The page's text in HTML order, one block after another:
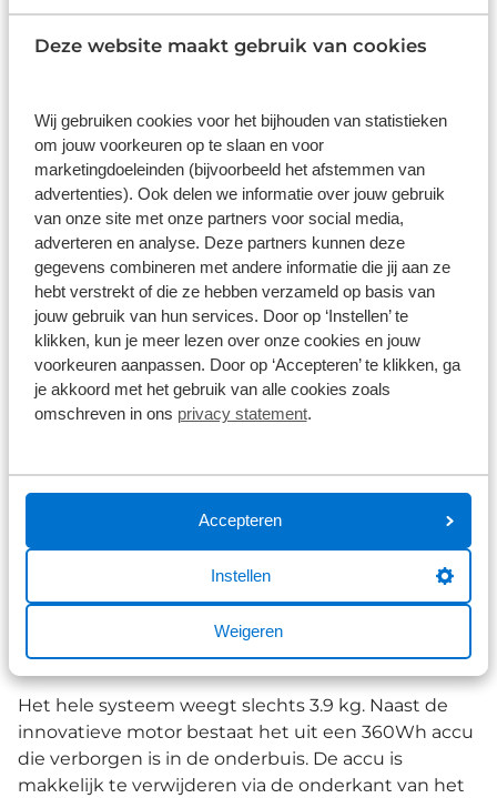
Deze website maakt gebruik van cookies
Wij gebruiken cookies voor het bijhouden van statistieken
om jouw voorkeuren op te slaan en voor
marketingdoeleinden (bijvoorbeeld het afstemmen van
advertenties). Ook delen we informatie over jouw gebruik
van onze site met onze partners voor social media,
adverteren en analyse. Deze partners kunnen deze
gegevens combineren met andere informatie die jij aan ze
hebt verstrekt of die ze hebben verzameld op basis van
jouw gebruik van hun services. Door op ‘Instellen’ te
klikken, kun je meer lezen over onze cookies en jouw
voorkeuren aanpassen. Door op ‘Accepteren’ te klikken, ga
je akkoord met het gebruik van alle cookies zoals
omschreven in ons privacy statement.
Accepteren
Instellen
Weigeren
Harmonic Pin-Ring - TQ-HPR50
50Nm. Bedenk dat de motor kleiner is dan je
kettingblad, dan snap je dat dit technisch zeer
hoogstaand is. Geavanceerde ondersteuning met
een natuurlijk gevoel en weinig toegevoegd
gewicht. De meest lichte, meest natuurlijke en
meest stille e-bike motor brengt de elektrische
mountainbike naast de conventionele.
De harmonische pin-ring transmiissie heeft zich al
bewezen als stille, compacte, precieze en
duurzame motor in de ruimtevaart bij maanlanders
en in de zorg bij operatierobots. En nu werkt het
HPR, of Harmonic Pin-Ring, is een systeem met
slechts enkele onderdelen. Er worden zo weinig
mogelijk elementen gebruikt die wrijving, geluid of
slijtage kunnen veroorzaken.
TQ-HPR50 e-bikesysteem
Het hele systeem weegt slechts 3.9 kg. Naast de
innovatieve motor bestaat het uit een 360Wh accu
die verborgen is in de onderbuis. De accu is
makkelijk te verwijderen via de onderkant van het